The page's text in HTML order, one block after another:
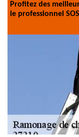
Profitez des
le professionnel